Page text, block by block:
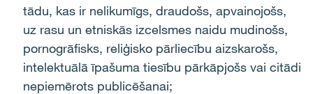
tādu, kas ir nelikumīgs, draudošs, apvainojošs,
uz rasu un etniskās izcelsmes naidu mudinošs,
pornogrāfisks, reliģisko pārliecību aizskarošs,
intelektuālā īpašuma tiesību pārkāpjošs vai citādi
nepiemērots publicēšanai;